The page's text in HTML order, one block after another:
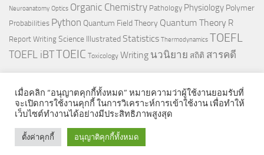
Neuroanatomy Optics Organic Chemistry Pathology Physiology Polymer
Probabilities Python Quantum Field Theory Quantum Theory R
Report Writing Science Illustrated Statistics Thermodynamics TOEFL
TOEFL iBTTOEIC Toxicology Writing นวนิยาย สถิติ สารคดี
© 2026. All Rights Reserved.
เมื่อคลิก “อนุญาตคุกกี้ทั้งหมด” หมายความว่าผู้ใช้งานยอมรับที่
จะเปิดการใช้งานคุกกี้ ในการวิเคราะห์การเข้าใช้งาน เพื่อทำให้
เว็บไซต์ทำงานได้อย่างมีประสิทธิภาพสูงสุด
ตั้งค่าคุกกี้ อนุญาติคุกกี้ทั้งหมด